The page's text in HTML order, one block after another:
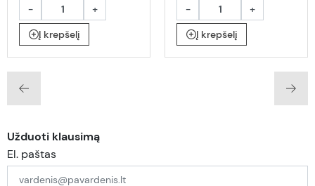
-
+
Į krepšelį
-
+
Į krepšelį
Užduoti klausimą
El. paštas